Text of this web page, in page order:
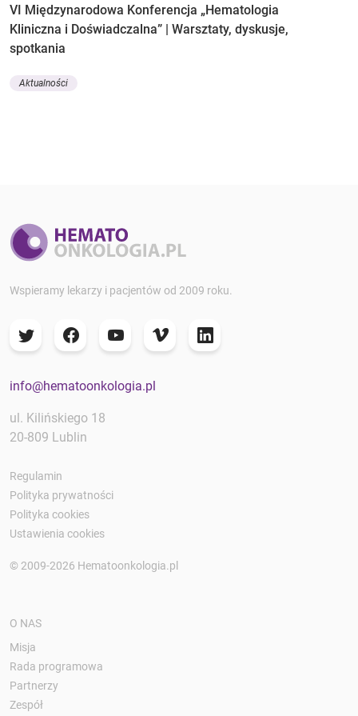
VI Międzynarodowa Konferencja „Hematologia
Kliniczna i Doświadczalna” | Warsztaty, dyskusje,
spotkania
Aktualności
Wspieramy lekarzy i pacjentów od 2009 roku.
info@hematoonkologia.pl
ul. Kilińskiego 18
20-809 Lublin
Regulamin
Polityka prywatności
Polityka cookies
Ustawienia cookies
© 2009-2026 Hematoonkologia.pl
O NAS
Misja
Rada programowa
Partnerzy
Zespół